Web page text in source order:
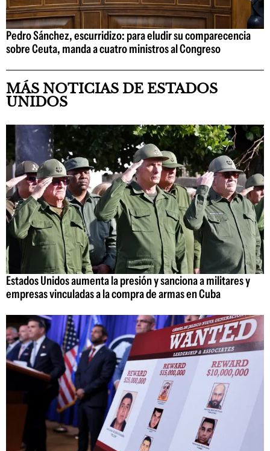
Pedro Sánchez, escurridizo: para eludir su comparecencia
sobre Ceuta, manda a cuatro ministros al Congreso
MÁS NOTICIAS DE ESTADOS
UNIDOS
Estados Unidos aumenta la presión y sanciona a militares y
empresas vinculadas a la compra de armas en Cuba